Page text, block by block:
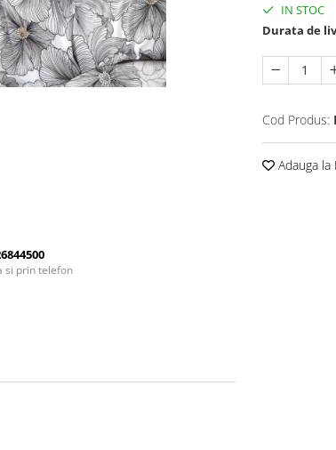
IN STOC
Durata de
Cod Produs:
Adauga la
si prin telefon